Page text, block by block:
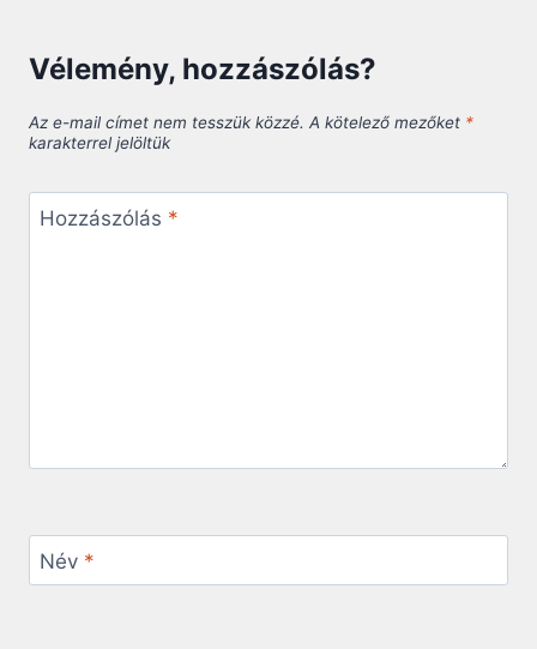
Vélemény, hozzászólás?
Az e-mail címet nem tesszük közzé. A kötelező mezőket *
karakterrel jelöltük
Hozzászólás *
Név *